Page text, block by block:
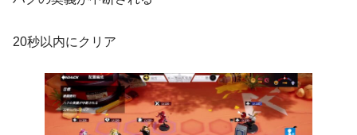
20秒以内にクリア